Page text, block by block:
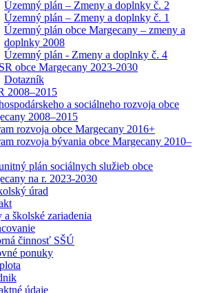
Územný plán – Zmeny a doplnky č. 2
Územný plán – Zmeny a doplnky č. 1
Územný plán obce Margecany – zmeny a
doplnky 2008
Územný plán - Zmeny a doplnky č. 4
obce Margecany 2023-2030
Dotazník
2008–2015
a sociálneho rozvoja obce
2008–2015
rozvoja obce Margecany 2016+
rozvoja bývania obce Margecany 2010–
plán sociálnych služieb obce
na r. 2023-2030
úrad
a školské zariadenia
činnosť SŠÚ
ponuky
údaje